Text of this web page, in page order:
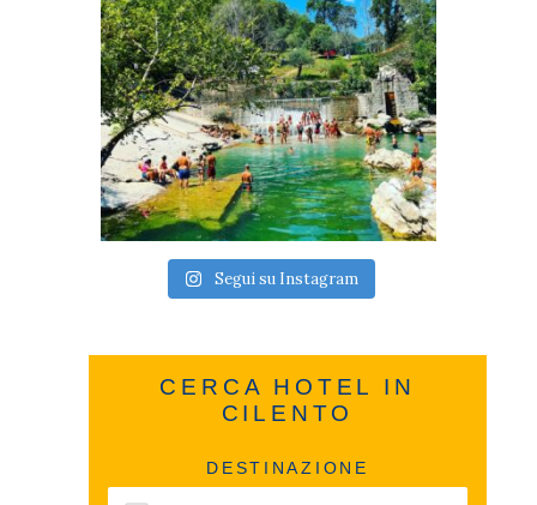
Segui su Instagram
CERCA HOTEL IN
CILENTO
DESTINAZIONE